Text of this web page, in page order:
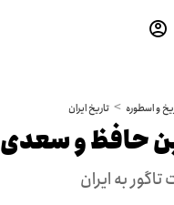
و اسطوره تاریخ ایران
حافظ و سعدی
تاگور به ایران